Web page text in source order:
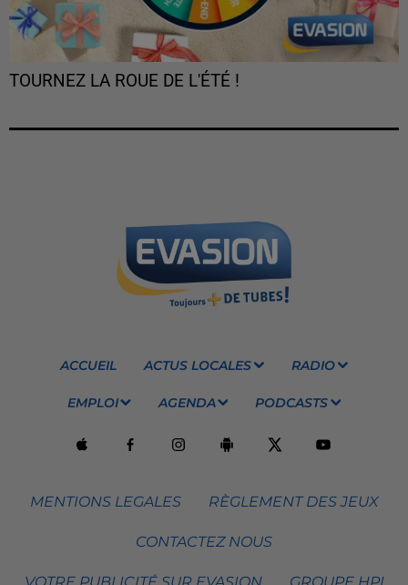
TOURNEZ LA ROUE DE L'ÉTÉ !
ACCUEIL ACTUS LOCALES RADIO
EMPLOI AGENDA PODCASTS
MENTIONS LEGALES RÈGLEMENT DES JEUX
CONTACTEZ NOUS
VOTRE PUBLICITÉ SUR EVASION GROUPE HPI